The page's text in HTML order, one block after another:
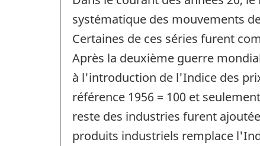
systématique des mouvements
Certaines de ces séries furent
Après la deuxième guerre
à l'introduction de l'Indice des
référence 1956 = 100 et
reste des industries furent
produits industriels remplace